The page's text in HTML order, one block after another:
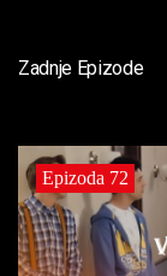
Zadnje Epizode
Epizoda 72